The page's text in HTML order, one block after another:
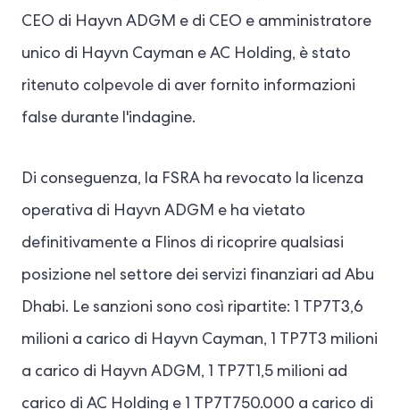
CEO di Hayvn ADGM e di CEO e amministratore
unico di Hayvn Cayman e AC Holding, è stato
ritenuto colpevole di aver fornito informazioni
false durante l'indagine.
Di conseguenza, la FSRA ha revocato la licenza
operativa di Hayvn ADGM e ha vietato
definitivamente a Flinos di ricoprire qualsiasi
posizione nel settore dei servizi finanziari ad Abu
Dhabi. Le sanzioni sono così ripartite: 1 TP7T3,6
milioni a carico di Hayvn Cayman, 1 TP7T3 milioni
a carico di Hayvn ADGM, 1 TP7T1,5 milioni ad
carico di AC Holding e 1 TP7T750.000 a carico di